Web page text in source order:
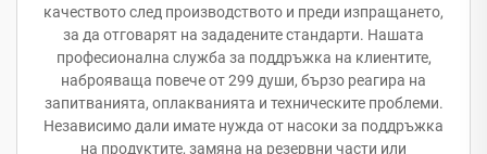
качеството след производството и преди изпращането,
за да отговарят на зададените стандарти. Нашата
професионална служба за поддръжка на клиентите,
наброяваща повече от 299 души, бързо реагира на
запитванията, оплакванията и техническите проблеми.
Независимо дали имате нужда от насоки за поддръжка
на продуктите, замяна на резервни части или